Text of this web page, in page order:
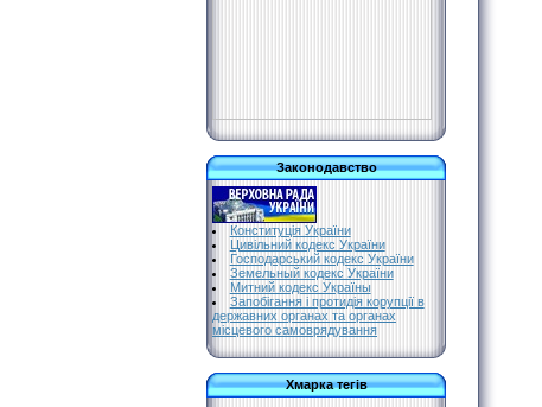
Законодавство
Конституція України
Цивільний кодекс України
Господарський кодекс України
Земельный кодекс України
Митний кодекс Україны
Запобігання і протидія корупції в
державних органах та органах
місцевого самоврядування
Хмарка тегів